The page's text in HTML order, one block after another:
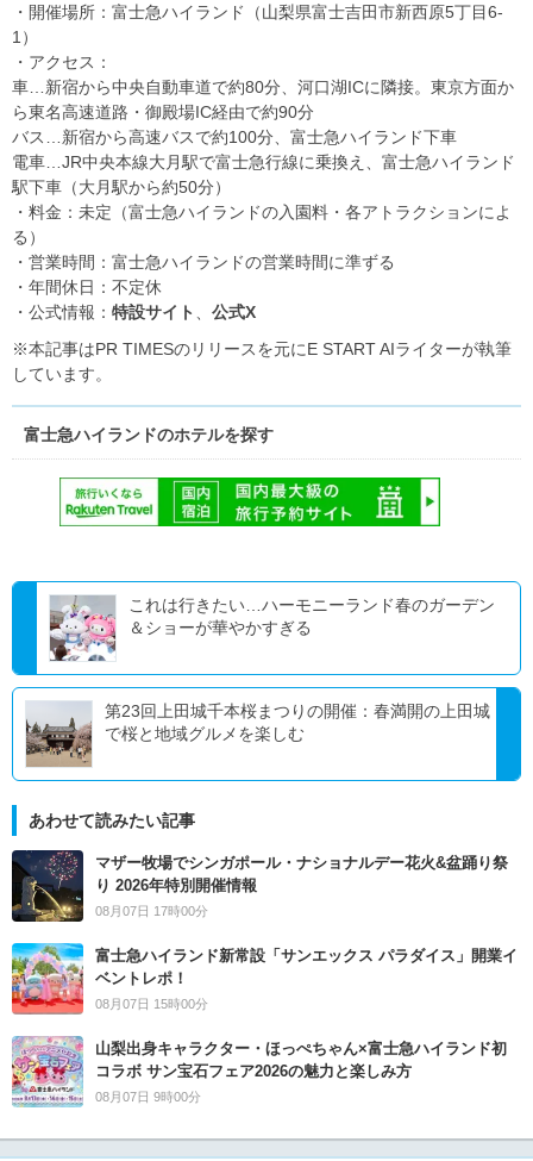
・開催場所：富士急ハイランド（山梨県富士吉田市新西原5丁目6-
1）
・アクセス：
車…新宿から中央自動車道で約80分、河口湖ICに隣接。東京方面か
ら東名高速道路・御殿場IC経由で約90分
バス…新宿から高速バスで約100分、富士急ハイランド下車
電車…JR中央本線大月駅で富士急行線に乗換え、富士急ハイランド
駅下車（大月駅から約50分）
・料金：未定（富士急ハイランドの入園料・各アトラクションによ
る）
・営業時間：富士急ハイランドの営業時間に準ずる
・年間休日：不定休
・公式情報： 特設サイト 、 公式X
※本記事はPR TIMESのリリースを元にE START AIライターが執筆
しています。
富士急ハイランドのホテルを探す
これは行きたい…ハーモニーランド春のガーデン
＆ショーが華やかすぎる
第23回上田城千本桜まつりの開催：春満開の上田城
で桜と地域グルメを楽しむ
あわせて読みたい記事
マザー牧場でシンガポール・ナショナルデー花火&盆踊り祭
り 2026年特別開催情報
08月07日 17時00分
富士急ハイランド新常設「サンエックス パラダイス」開業イ
ベントレポ！
08月07日 15時00分
山梨出身キャラクター・ほっぺちゃん×富士急ハイランド初
コラボ サン宝石フェア2026の魅力と楽しみ方
08月07日 9時00分